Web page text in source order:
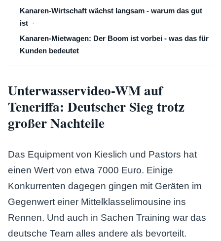
Kanaren-Wirtschaft wächst langsam - warum das gut
ist
Kanaren-Mietwagen: Der Boom ist vorbei - was das für
Kunden bedeutet
Unterwasservideo-WM auf
Teneriffa: Deutscher Sieg trotz
großer Nachteile
Das Equipment von Kieslich und Pastors hat
einen Wert von etwa 7000 Euro. Einige
Konkurrenten dagegen gingen mit Geräten im
Gegenwert einer Mittelklasselimousine ins
Rennen. Und auch in Sachen Training war das
deutsche Team alles andere als bevorteilt.